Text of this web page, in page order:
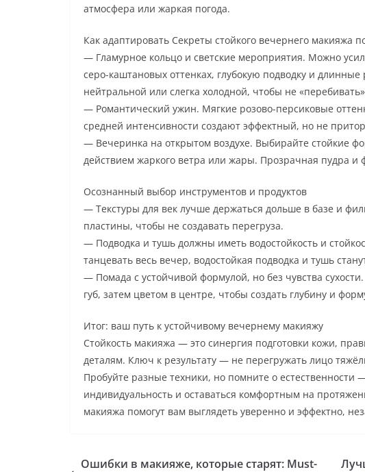
атмосфера или жаркая погода.
Как адаптировать Секреты стойкого вечернего макияжа
— Гламурное кольцо и светские мероприятия. Можно
серо-каштановых оттенках, глубокую подводку и
нейтральной или слегка холодной, чтобы не «перебивать»
— Романтический ужин. Мягкие розово-персиковые
средней интенсивности создают эффектный, но не
— Вечеринка на открытом воздухе. Выбирайте стойкие
действием жаркого ветра или жары. Прозрачная пудра
Осознанный выбор инструментов и продуктов
— Текстуры для век лучше держаться дольше в базе и
пластины, чтобы не создавать перегруза.
— Подводка и тушь должны иметь водостойкость и
танцевать весь вечер, водостойкая подводка и тушь
— Помада с устойчивой формулой, но без чувства
губ, затем цветом в центре, чтобы создать глубину и
Итог: ваш путь к устойчивому вечернему макияжу
Стойкость макияжа — это синергия подготовки кожи,
деталям. Ключ к результату — не перегружать лицо
Пробуйте разные техники, но помните о
индивидуальность и оставаться комфортным на
макияжа помогут вам выглядеть уверенно и эффектно,
Ошибки в макияже, которые старят: Must-